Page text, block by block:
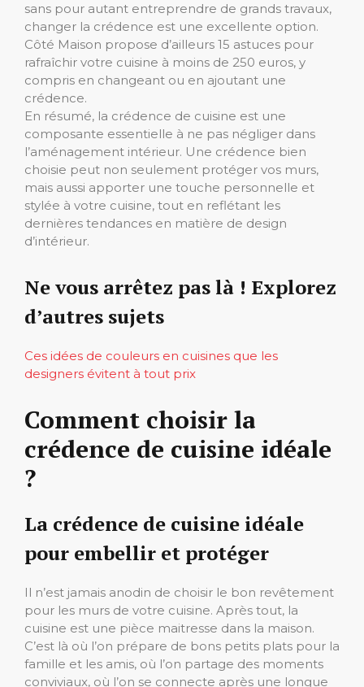
sans pour autant entreprendre de grands travaux,
changer la crédence est une excellente option.
Côté Maison propose d’ailleurs 15 astuces pour
rafraîchir votre cuisine à moins de 250 euros, y
compris en changeant ou en ajoutant une
crédence.
En résumé, la crédence de cuisine est une
composante essentielle à ne pas négliger dans
l’aménagement intérieur. Une crédence bien
choisie peut non seulement protéger vos murs,
mais aussi apporter une touche personnelle et
stylée à votre cuisine, tout en reflétant les
dernières tendances en matière de design
d’intérieur.
Ne vous arrêtez pas là ! Explorez
d’autres sujets
Ces idées de couleurs en cuisines que les
designers évitent à tout prix
Comment choisir la
crédence de cuisine idéale
?
La crédence de cuisine idéale
pour embellir et protéger
Il n’est jamais anodin de choisir le bon revêtement
pour les murs de votre cuisine. Après tout, la
cuisine est une pièce maitresse dans la maison.
C’est là où l’on prépare de bons petits plats pour la
famille et les amis, où l’on partage des moments
conviviaux, où l’on se connecte après une longue